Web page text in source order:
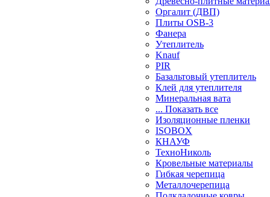
Оргалит (ДВП)
Плиты OSB-3
Фанера
Утеплитель
Knauf
PIR
Базальтовый утеплитель
Клей для утеплителя
Минеральная вата
... Показать все
Изоляционные пленки
ISOBOX
КНАУФ
ТехноНиколь
Кровельные материалы
Гибкая черепица
Металлочерепица